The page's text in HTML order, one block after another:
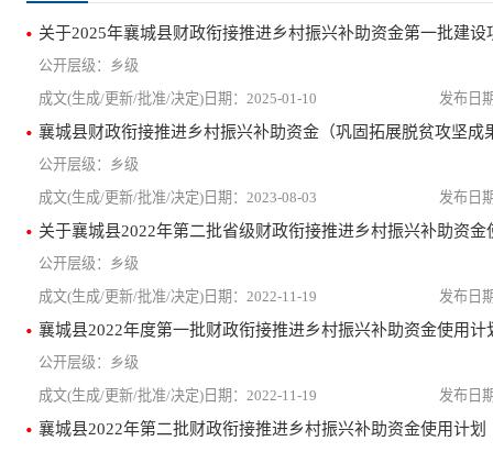
关于2025年襄城县财政衔接推进乡村振兴补助资金第一批建设
乡级
2025-01-10
乡级
2023-08-03
关于襄城县2022年第二批省级财政衔接推进乡村振兴补助资金
乡级
2022-11-19
襄城县2022年度第一批财政衔接推进乡村振兴补助资金使用计
乡级
2022-11-19
襄城县2022年第二批财政衔接推进乡村振兴补助资金使用计划